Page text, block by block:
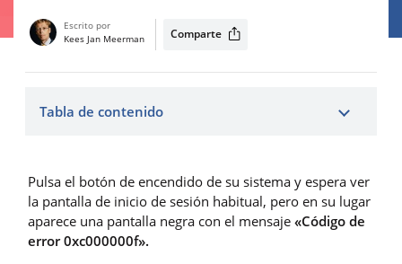
Escrito por
Kees Jan Meerman
Comparte
Tabla de contenido
Pulsa el botón de encendido de su sistema y espera ver
la pantalla de inicio de sesión habitual, pero en su lugar
aparece una pantalla negra con el mensaje «Código de
error 0xc000000f».